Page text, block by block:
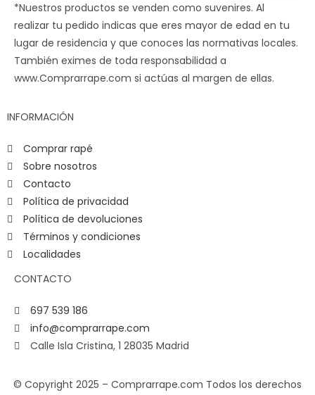
*Nuestros productos se venden como suvenires. Al
realizar tu pedido indicas que eres mayor de edad en tu
lugar de residencia y que conoces las normativas locales.
También eximes de toda responsabilidad a
www.Comprarrape.com si actúas al margen de ellas.
INFORMACIÓN
Comprar rapé
Sobre nosotros
Contacto
Política de privacidad
Política de devoluciones
Términos y condiciones
Localidades
CONTACTO
697 539 186
info@comprarrape.com
Calle Isla Cristina, 1 28035 Madrid
© Copyright 2025 – Comprarrape.com Todos los derechos